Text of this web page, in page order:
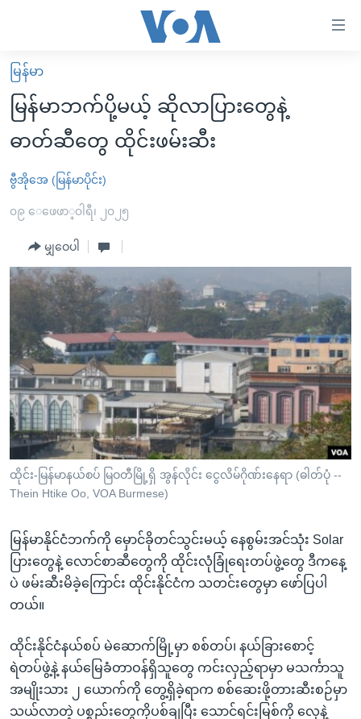
လွယ်ကူ
စေ
များ
ပင်မ
ကျော်
ကြည့်
ပင်မ
အ
ညွန်း
စာမျက်နှာ
သို့
ကြည့်
ရန်
ရန်
နေရာ
သို့
ကျော်
မူလစာမျက်နှာ
မြန်မာ
ကမ္ဘာ့သတင်းများ
နိုင်ငံတကာ
အစ္စရေး-ပါလက်စတိုင်း
ဗွီဒီယို
သတင်းလွတ်လပ်ခွင့်
အင်္ဂလိပ်စာလေ့လာမယ်
အမေရိကန်သုံးအီဒီယံ
မကြေးမုံရဲ့ အင်္ဂလိပ်စာ
ရုပ်ရှင်ထဲက အင်္ဂလိပ်စာ
သုတပဒေသာ အင်္ဂလိပ်စာ
အပတ်စဉ်ကဏ္ဍများ
ရေဒီယို
တီဗွီ
ရေဒီယိုနှင့်ရုပ်သံ အချက်အလက်များ
ရေဒီယို/တီဗွီအစီအစဉ်
Learning English
ဗွီအိုအေ လူမှုကွန်ယက်များ
မြန်မာ
မြန်မာဘက်ပို့မယ့် ဆိုလာပြားတွေနဲ့
ဓာတ်ဆီတွေ ထိုင်းဖမ်းဆီး
ဗွီအိုအေ (မြန်မာပိုင်း)
၀၉ ေဖေဖာ္၀ါရီ၊ ၂၀၂၅
မျှဝေပါ
ထိုင်း-မြန်မာနယ်စပ် မြဝတီမြို့ရှိ အွန်လိုင်း ငွေလိမ်ဂိုဏ်းနေရာ (ဓါတ်ပုံ --
Thein Htike Oo, VOA Burmese)
မြန်မာနိုင်ငံဘက်ကို မှောင်ခိုတင်သွင်းမယ့် နေစွမ်းအင်သုံး Solar
ပြားတွေနဲ့ လောင်စာဆီတွေကို ထိုင်းလုံခြုံရေးတပ်ဖွဲ့တွေ ဒီကနေ့
ပဲ ဖမ်းဆီးမိခဲ့ကြောင်း ထိုင်းနိုင်ငံက သတင်းတွေမှာ ဖော်ပြပါ
တယ်။
ထိုင်းနိုင်ငံနယ်စပ် မဲဆောက်မြို့မှာ စစ်တပ်၊ နယ်ခြားစောင့်
ရဲတပ်ဖွဲ့နဲ့ နယ်မြေခံတာဝန်ရှိသူတွေ ကင်းလှည့်ရာမှာ မသင်္ကာသူ
အမျိုးသား ၂ ယောက်ကို တွေ့ရှိခဲ့ရာက စစ်ဆေးဖို့တားဆီးစဉ်မှာ
သယ်လာတဲ့ ပစ္စည်းတွေကိုပစ်ချပြီး သောင်ရင်းမြစ်ကို လှေနဲ့